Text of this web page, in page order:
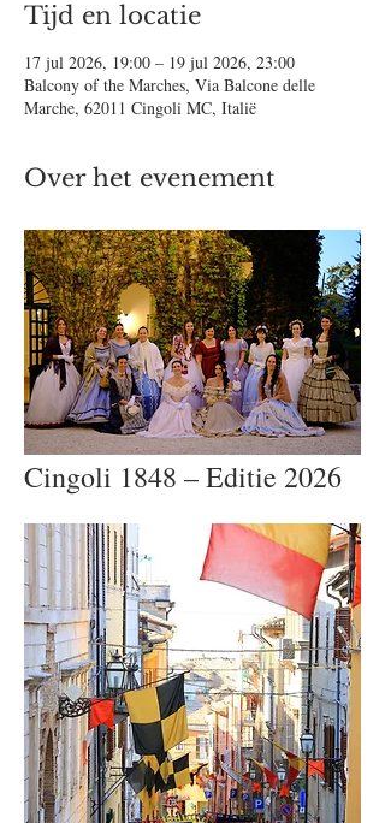
Tijd en locatie
17 jul 2026, 19:00 – 19 jul 2026, 23:00
Balcony of the Marches, Via Balcone delle
Marche, 62011 Cingoli MC, Italië
Over het evenement
Cingoli 1848 – Editie 2026